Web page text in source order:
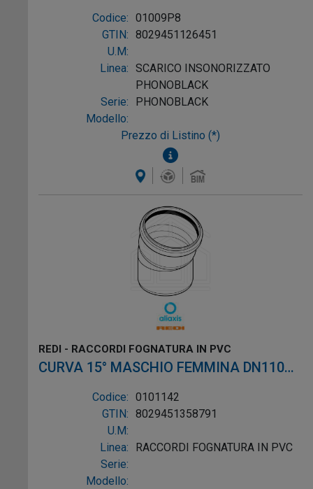
PVC NERO ALTO SPESSORE
Codice: 01009P8
GTIN: 8029451126451
U.M:
Linea: SCARICO INSONORIZZATO
PHONOBLACK
Serie:
PHONOBLACK
Modello:
Prezzo di Listino (*)
REDI - RACCORDI FOGNATURA IN PVC
CURVA 15° MASCHIO FEMMINA DN110
PVC GRIGIO
Codice: 0101142
GTIN: 8029451358791
U.M:
Linea:
RACCORDI FOGNATURA IN PVC
Serie:
Modello: